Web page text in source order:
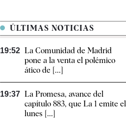
ÚLTIMAS NOTICIAS
19:52 La Comunidad de Madrid
pone a la venta el polémico
ático de [...]
19:37 La Promesa, avance del
capítulo 883, que La 1 emite el
lunes [...]